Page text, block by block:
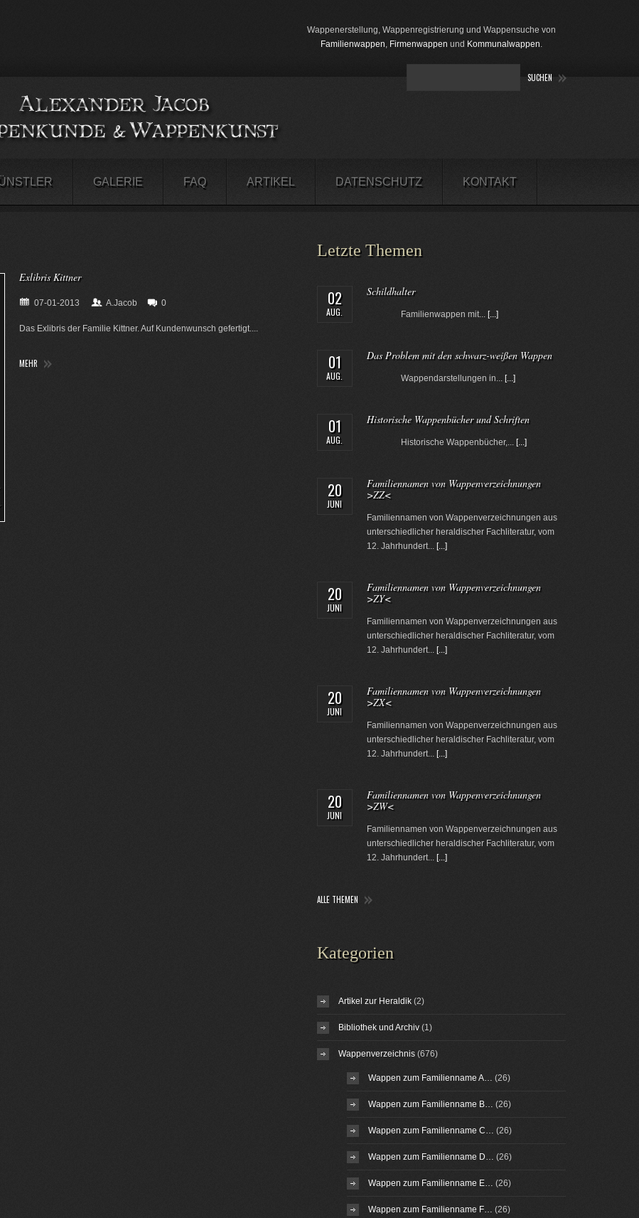
Wappenerstellung, Wappenregistrierung und Wappensuche von
Familienwappen, Firmenwappen und Kommunalwappen.
GALERIE FAQ ARTIKEL DATENSCHUTZ KONTAKT
Exlibris Kittner
07-01-2013 A.Jacob 0
Das Exlibris der Familie Kittner. Auf Kundenwunsch gefertigt....
MEHR
Letzte Themen
02
AUG.
Schildhalter
Familienwappen mit... [...]
01
AUG.
Das Problem mit den schwarz-weißen Wappen
Wappendarstellungen in... [...]
01
AUG.
Historische Wappenbücher und Schriften
Historische Wappenbücher,... [...]
20
JUNI
Familiennamen von Wappenverzeichnungen
>ZZ<
Familiennamen von Wappenverzeichnungen aus
unterschiedlicher heraldischer Fachliteratur, vom
12. Jahrhundert... [...]
20
JUNI
Familiennamen von Wappenverzeichnungen
>ZY<
Familiennamen von Wappenverzeichnungen aus
unterschiedlicher heraldischer Fachliteratur, vom
12. Jahrhundert... [...]
20
JUNI
Familiennamen von Wappenverzeichnungen
>ZX<
Familiennamen von Wappenverzeichnungen aus
unterschiedlicher heraldischer Fachliteratur, vom
12. Jahrhundert... [...]
20
JUNI
Familiennamen von Wappenverzeichnungen
>ZW<
Familiennamen von Wappenverzeichnungen aus
unterschiedlicher heraldischer Fachliteratur, vom
12. Jahrhundert... [...]
ALLE THEMEN
Kategorien
Artikel zur Heraldik(2)
Bibliothek und Archiv(1)
Wappenverzeichnis(676)
Wappen zum Familienname A… (26)
Wappen zum Familienname B… (26)
Wappen zum Familienname C… (26)
Wappen zum Familienname D… (26)
Wappen zum Familienname E… (26)
Wappen zum Familienname F… (26)